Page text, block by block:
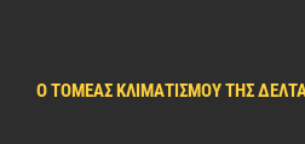
Ο ΤΟΜΈΑΣ ΚΛΙΜΑΤΙΣΜΟΎ ΤΗΣ ΔΈΛΤΑ